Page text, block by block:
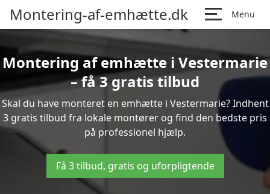
Montering-af-emhætte.dk Menu
Montering af emhætte i Vestermarie
– få 3 gratis tilbud
Skal du have monteret en emhætte i Vestermarie? Indhent
3 gratis tilbud fra lokale montører og find den bedste pris
på professionel hjælp.
Få 3 tilbud, gratis og uforpligtende